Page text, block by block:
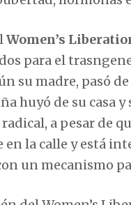
Women’s
para el
su madre, pasó
huyó de su casa
a pesar de
en la calle y está
un mecanismo